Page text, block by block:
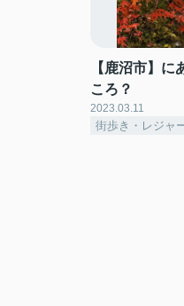
【鹿沼市】
ころ？
2023.03.11
街歩き・レジャ